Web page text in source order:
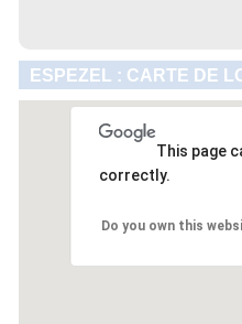
ESPEZEL : CARTE DE
This page
correctly.
Do you own this